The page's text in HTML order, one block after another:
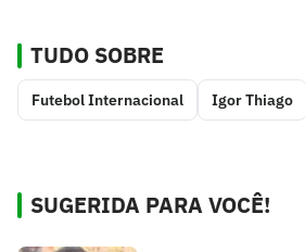
TUDO SOBRE
Futebol Internacional Igor Thiago
SUGERIDA PARA VOCÊ!